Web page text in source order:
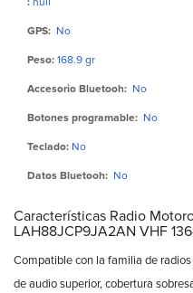
GPS: No
Peso: 168.9 gr
Accesorio Bluetooh: No
Botones programable: No
Teclado: No
Datos Bluetooh: No
Características Radio
LAH88JCP9JA2AN VHF
Compatible con la familia de
de audio superior, cobertura